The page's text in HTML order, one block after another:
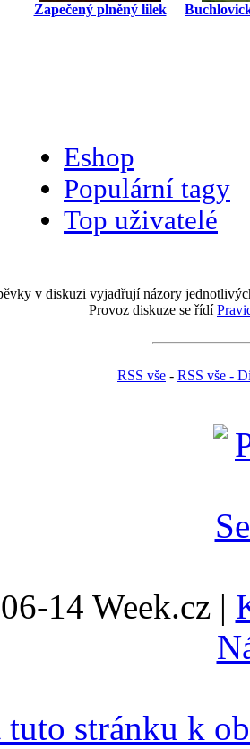
Zapečený plněný lilek
Eshop
Populární tagy
Top uživatelé
v diskuzi vyjadřují názory
Provoz diskuze se řídí
RSS vše - RSS vše -
14 Week.cz |
tuto stránku k